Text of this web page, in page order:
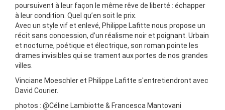
poursuivent à leur façon le même rêve de liberté : échapper
à leur condition. Quel qu’en soit le prix.
Avec un style vif et enlevé, Philippe Lafitte nous propose un
récit sans concession, d’un réalisme noir et poignant. Urbain
et nocturne, poétique et électrique, son roman pointe les
drames invisibles qui se trament aux portes de nos grandes
villes.
Vinciane Moeschler et Philippe Lafitte s'entretiendront avec
David Courier.
photos : @Céline Lambiotte & Francesca Mantovani